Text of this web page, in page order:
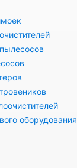
оборудования